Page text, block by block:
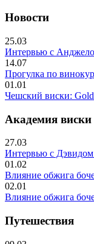
Новости
25.03
Интервью с
14.07
Прогулка по
01.01
Чешский виски:
Академия виски
27.03
Интервью с
01.02
Влияние обжига
02.01
Влияние обжига
Путешествия